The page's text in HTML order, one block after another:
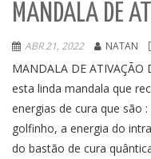
MANDALA DE
ABR 21, 2022 NATAN
MANDALA DE ATIVAÇÃO
esta linda mandala que
energias de cura que são
golfinho, a energia do
do bastão de cura